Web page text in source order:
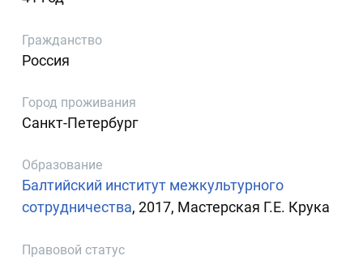
Гражданство
Россия
Город проживания
Санкт-Петербург
Образование
Балтийский институт межкультурного
сотрудничества, 2017, Мастерская Г.Е. Крука
Правовой статус